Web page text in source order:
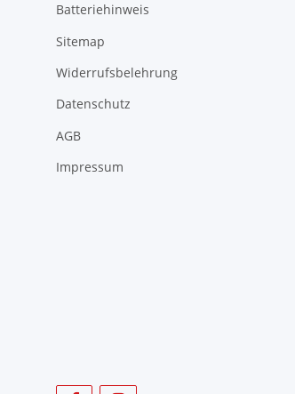
Batteriehinweis
Sitemap
Widerrufsbelehrung
Datenschutz
AGB
Impressum